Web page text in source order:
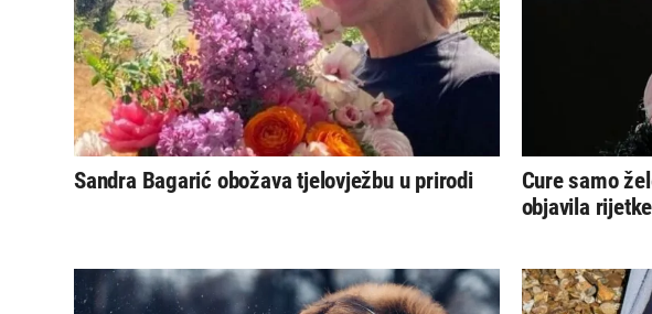
Sandra Bagarić obožava tjelovježbu u prirodi
Cure samo
objavila